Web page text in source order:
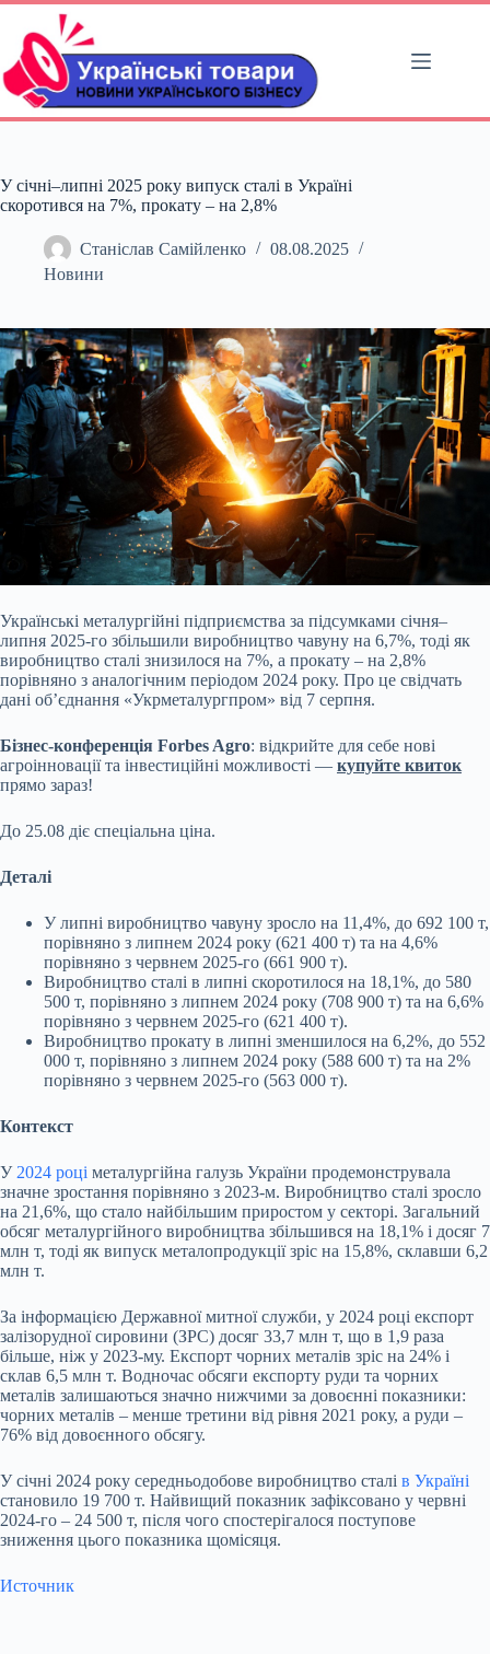
Перейти
вмісту
У січні–липні 2025 року випуск сталі в Україні
скоротився на 7%, прокату – на 2,8%
Станіслав Самійленко
08.08.2025
Новини
Українські металургійні підприємства за підсумками січня–
липня 2025-го збільшили виробництво чавуну на 6,7%, тоді як
виробництво сталі знизилося на 7%, а прокату – на 2,8%
порівняно з аналогічним періодом 2024 року. Про це свідчать
дані об’єднання «Укрметалургпром» від 7 серпня.
Бізнес-конференція Forbes Agro: відкрийте для себе нові
агроінновації та інвестиційні можливості — купуйте квиток
прямо зараз!
До 25.08 діє спеціальна ціна.
Деталі
У липні виробництво чавуну зросло на 11,4%, до 692 100 т,
порівняно з липнем 2024 року (621 400 т) та на 4,6%
порівняно з червнем 2025-го (661 900 т).
Виробництво сталі в липні скоротилося на 18,1%, до 580
500 т, порівняно з липнем 2024 року (708 900 т) та на 6,6%
порівняно з червнем 2025-го (621 400 т).
Виробництво прокату в липні зменшилося на 6,2%, до 552
000 т, порівняно з липнем 2024 року (588 600 т) та на 2%
порівняно з червнем 2025-го (563 000 т).
Контекст
У 2024 році металургійна галузь України продемонструвала
значне зростання порівняно з 2023-м. Виробництво сталі зросло
на 21,6%, що стало найбільшим приростом у секторі. Загальний
обсяг металургійного виробництва збільшився на 18,1% і досяг 7
млн т, тоді як випуск металопродукції зріс на 15,8%, склавши 6,2
млн т.
За інформацією Державної митної служби, у 2024 році експорт
залізорудної сировини (ЗРС) досяг 33,7 млн т, що в 1,9 раза
більше, ніж у 2023-му. Експорт чорних металів зріс на 24% і
склав 6,5 млн т. Водночас обсяги експорту руди та чорних
металів залишаються значно нижчими за довоєнні показники:
чорних металів – менше третини від рівня 2021 року, а руди –
76% від довоєнного обсягу.
У січні 2024 року середньодобове виробництво сталі в Україні
становило 19 700 т. Найвищий показник зафіксовано у червні
2024-го – 24 500 т, після чого спостерігалося поступове
зниження цього показника щомісяця.
Источник